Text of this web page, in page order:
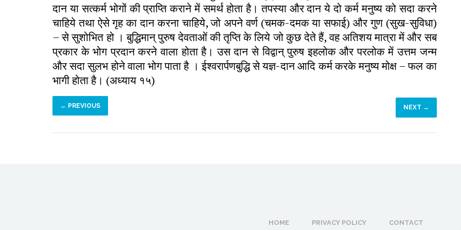
दान या सत्कर्म भोगों की प्राप्ति कराने में समर्थ होता है। तपस्या और दान ये दो कर्म मनुष्य को सदा करने
चाहिये तथा ऐसे गृह का दान करना चाहिये, जो अपने वर्ण (चमक-दमक या सफाई) और गुण (सुख-सुविधा)
– से सुशोभित हो । बुद्धिमान् पुरुष देवताओं की तृप्ति के लिये जो कुछ देते हैं, वह अतिशय मात्रा में और सब
प्रकार के भोग प्रदान करने वाला होता है। उस दान से विद्वान् पुरुष इहलोक और परलोक में उत्तम जन्म
और सदा सुलभ होने वाला भोग पाता है । ईश्वरार्पणबुद्धि से यज्ञ-दान आदि कर्म करके मनुष्य मोक्ष – फल का
भागी होता है। (अध्याय १५)
← PREVIOUS NEXT →
HOME PRIVACY POLICY CONTACT